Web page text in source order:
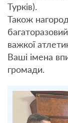
Турків).
Також
важкої
Ваші імена
громади.